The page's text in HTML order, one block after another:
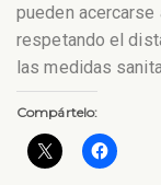
pueden acercarse
respetando el
las medidas
Compártelo: